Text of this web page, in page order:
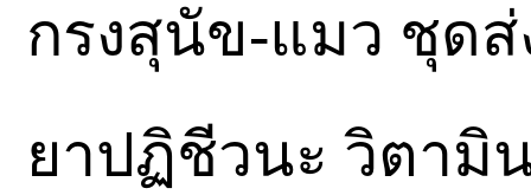
กรงสุนัข-แมว ชุด
ยาปฏิชีวนะ วิตามิ